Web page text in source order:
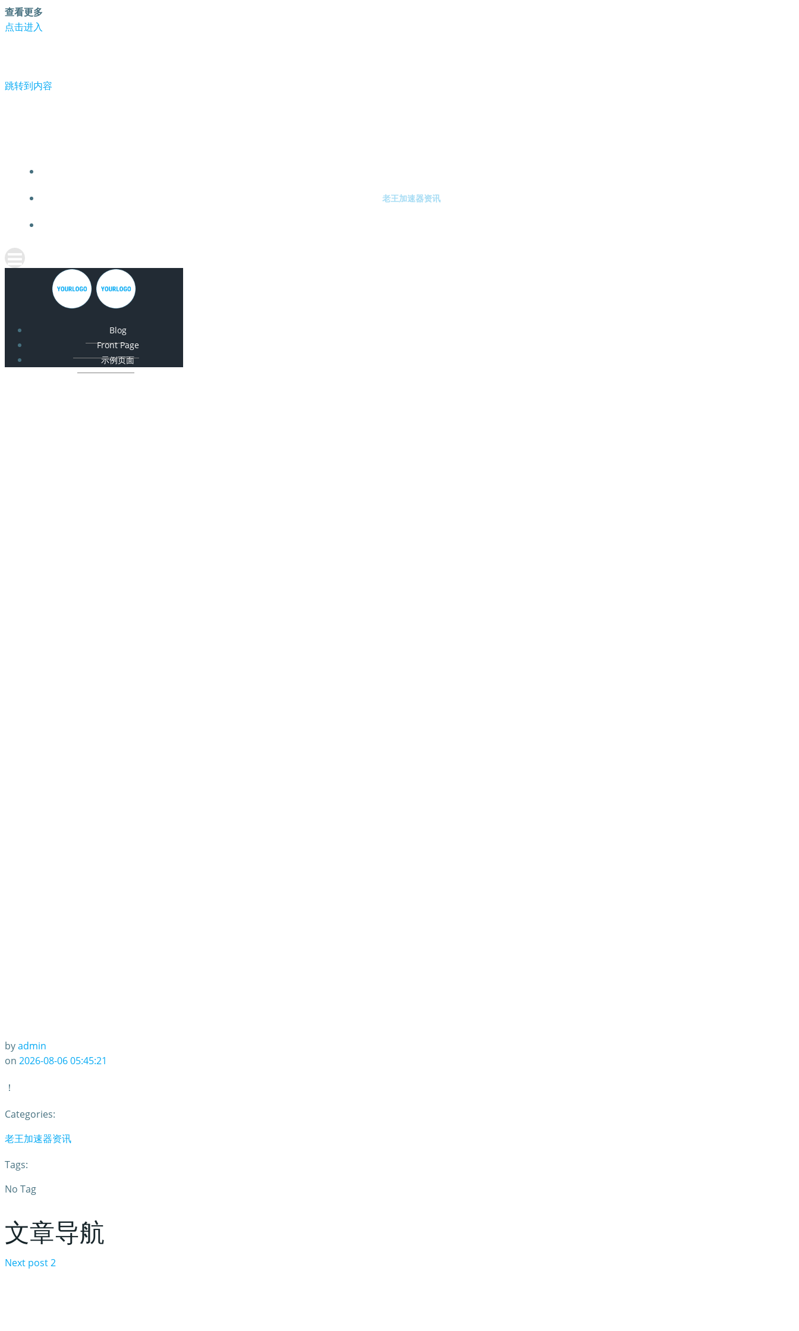
查看更多
点击进入
跳转到内容
老王加速器资讯
Blog
Front Page
示例页面
byadmin
on 2026-08-06 05:45:21
！
Categories:
老王加速器资讯
Tags:
No Tag
文章导航
Next post2